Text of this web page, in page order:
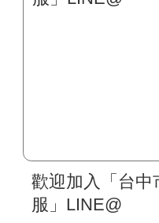
歡迎加入「台中
服」LINE@